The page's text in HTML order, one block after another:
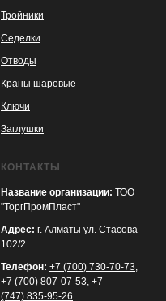
Тройники
Седелки
Отводы
Краны шаровые
Ключи
Заглушки
КОНТАКТЫ
Название организации: ТОО
"ТоргПромПласт"
Адрес: г. Алматы ул. Стасова
102/2
Телефон: +7 (700) 730-70-73,
+7 (700) 807-07-53, +7
(747) 835-95-26